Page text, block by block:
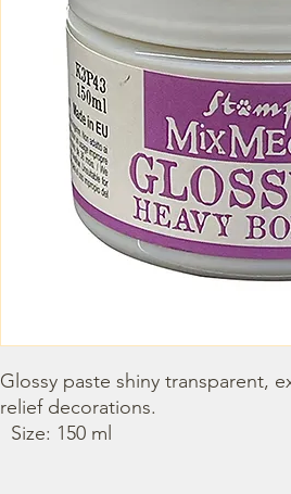
Glossy paste shiny transparent,
relief decorations.
  Size: 150 ml